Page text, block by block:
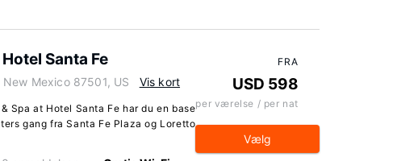
Santa Fe
Mexico 87501, US Vis kort
Spa at Hotel Santa Fe har du en base
gang fra Santa Fe Plaza og Loretto
FRA
USD 598
per værelse / per nat
Vælg